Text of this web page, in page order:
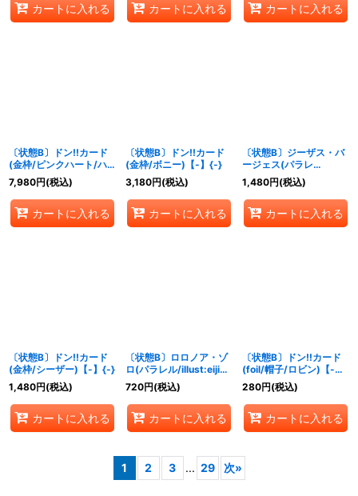
カートに入れる カートに入れる カートに入れる
〔状態B〕ドン!!カード
(金枠/ピンクハート/ハ
ンコック)【-】{-}
7,980円(税込)
カートに入れる
〔状態B〕ドン!!カード
(金枠/ボニー)【-】{-}
3,180円(税込)
カートに入れる
〔状態B〕ジーザス・バ
ージェス(パラレ
ル/illust:kankurou)
【R/P】{OP09-086}
1,480円(税込)
カートに入れる
〔状態B〕ドン!!カード
(金枠/シーザー)【-】{-}
1,480円(税込)
カートに入れる
〔状態B〕ロロノア・ゾ
ロ(パラレル/illust:eiji
kaneda)【R/P】
{OP10-095}
720円(税込)
カートに入れる
〔状態B〕ドン!!カード
(foil/帽子/ロビン)【-】
{-}
280円(税込)
カートに入れる
1 2 3 ... 29 次»